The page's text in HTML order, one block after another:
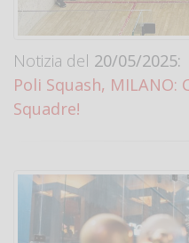
Notizia del 20/05/2025:
Poli Squash, MILANO:
Squadre!